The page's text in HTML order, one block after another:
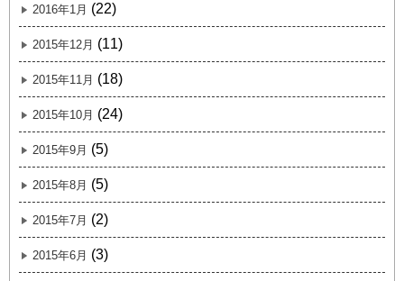
2016年1月 (22)
2015年12月 (11)
2015年11月 (18)
2015年10月 (24)
2015年9月 (5)
2015年8月 (5)
2015年7月 (2)
2015年6月 (3)